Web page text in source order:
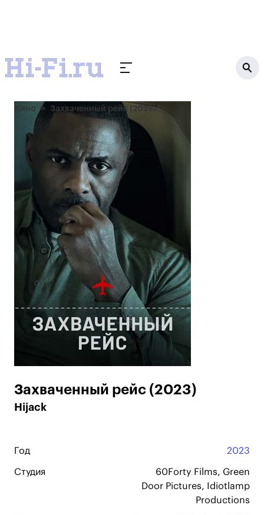
Кино Захваченный рейс (2023)
Захваченный рейс (2023)
Hijack
Год 2023
Студия
60Forty Films, Green
Door Pictures, Idiotlamp
Productions